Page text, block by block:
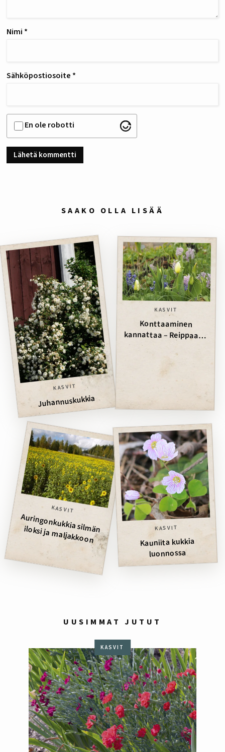
Nimi *
Sähköpostiosoite *
En ole robotti
SAAKO OLLA LISÄÄ
KASVIT
Juhannuskukkia
KASVIT
Konttaaminen
kannattaa – Reippaasti
sipuleita maahan
KASVIT
Auringonkukkia silm
än iloksi ja m
aljakkoon KASVIT
Kauniita kukkia
luonnossa
UUSIMMAT JUTUT
KASVIT